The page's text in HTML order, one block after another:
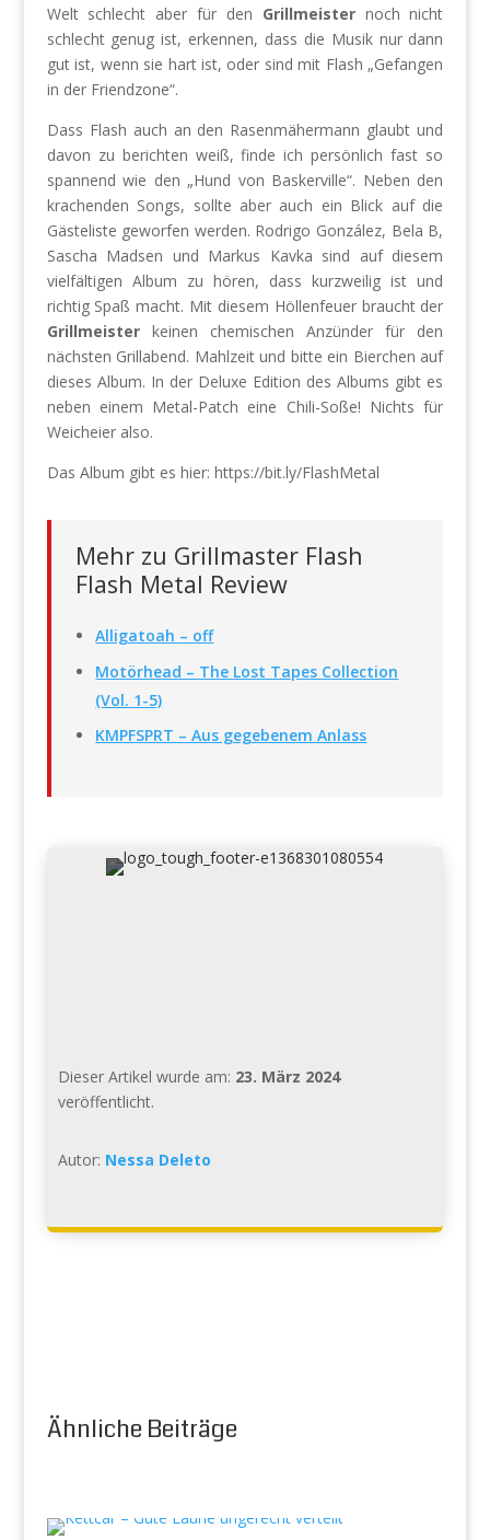
Welt schlecht aber für den Grillmeisternoch nicht
schlecht genug ist, erkennen, dass die Musik nur dann
gut ist, wenn sie hart ist, oder sind mit Flash „Gefangen
in der Friendzone“.
Dass Flash auch an den Rasenmähermann glaubt und
davon zu berichten weiß, finde ich persönlich fast so
spannend wie den „Hund von Baskerville“. Neben den
krachenden Songs, sollte aber auch ein Blick auf die
Gästeliste geworfen werden. Rodrigo González, Bela B,
Sascha Madsen und Markus Kavka sind auf diesem
vielfältigen Album zu hören, dass kurzweilig ist und
richtig Spaß macht. Mit diesem Höllenfeuer braucht der
Grillmeisterkeinen chemischen Anzünder für den
nächsten Grillabend. Mahlzeit und bitte ein Bierchen auf
dieses Album. In der Deluxe Edition des Albums gibt es
neben einem Metal-Patch eine Chili-Soße! Nichts für
Weicheier also.
Das Album gibt es hier: https://bit.ly/FlashMetal
Mehr zu Grillmaster Flash
Flash Metal Review
Alligatoah – off
Motörhead – The Lost Tapes Collection
(Vol. 1-5)
KMPFSPRT – Aus gegebenem Anlass
Dieser Artikel wurde am: 23. März 2024
veröffentlicht.
Autor: Nessa Deleto
Ähnliche Beiträge